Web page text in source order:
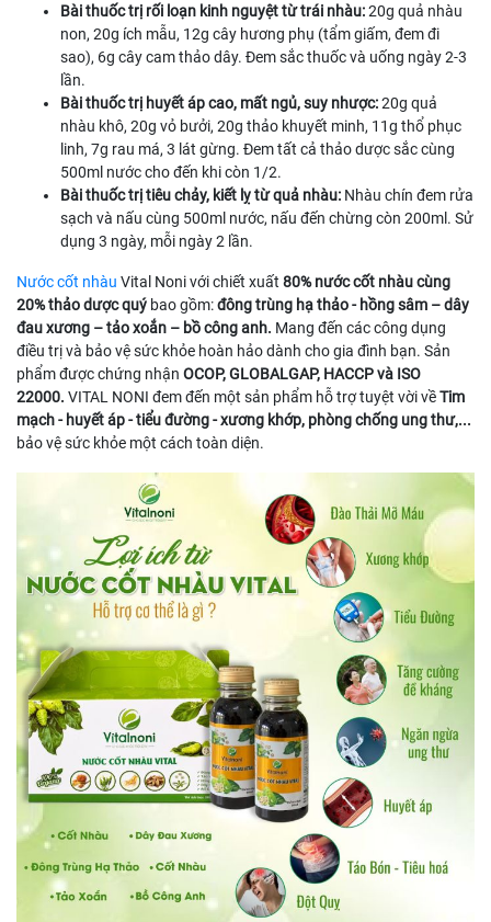
Bài thuốc trị rối loạn kinh nguyệt từ trái nhàu:20g quả nhàu
non, 20g ích mẫu, 12g cây hương phụ (tẩm giấm, đem đi
sao), 6g cây cam thảo dây. Đem sắc thuốc và uống ngày 2-3
lần.
Bài thuốc trị huyết áp cao, mất ngủ, suy nhược:20g quả
nhàu khô, 20g vỏ bưởi, 20g thảo khuyết minh, 11g thổ phục
linh, 7g rau má, 3 lát gừng. Đem tất cả thảo dược sắc cùng
500ml nước cho đến khi còn 1/2.
Bài thuốc trị tiêu chảy, kiết lỵ từ quả nhàu: Nhàu chín đem rửa
sạch và nấu cùng 500ml nước, nấu đến chừng còn 200ml. Sử
dụng 3 ngày, mỗi ngày 2 lần.
Nước cốt nhàu Vital Noni với chiết xuất 80% nước cốt nhàu cùng
20% thảo dược quý bao gồm:đông trùng hạ thảo - hồng sâm – dây
đau xương – tảo xoắn – bồ công anh. Mang đến các công dụng
điều trị và bảo vệ sức khỏe hoàn hảo dành cho gia đình bạn. Sản
phẩm được chứng nhận OCOP, GLOBALGAP, HACCP và ISO
22000. VITAL NONI đem đến một sản phẩm hỗ trợ tuyệt vời vềTim
mạch - huyết áp - tiểu đường - xương khớp, phòng chống ung thư,...
bảo vệ sức khỏe một cách toàn diện.